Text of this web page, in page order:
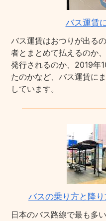
バス運賃
バス運賃はおつりが出る
者とまとめて払えるのか
発行されるのか、2019年
たのかなど、バス運賃に
しています。
バスの乗り方と降
日本のバス路線で最も多